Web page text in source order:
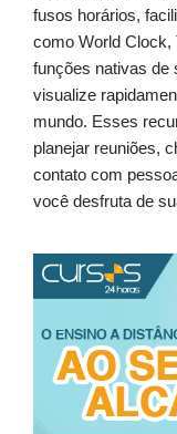
fusos horários,
como World Clock,
funções nativas de
visualize
mundo. Esses
planejar reuniões,
contato com
você desfruta de